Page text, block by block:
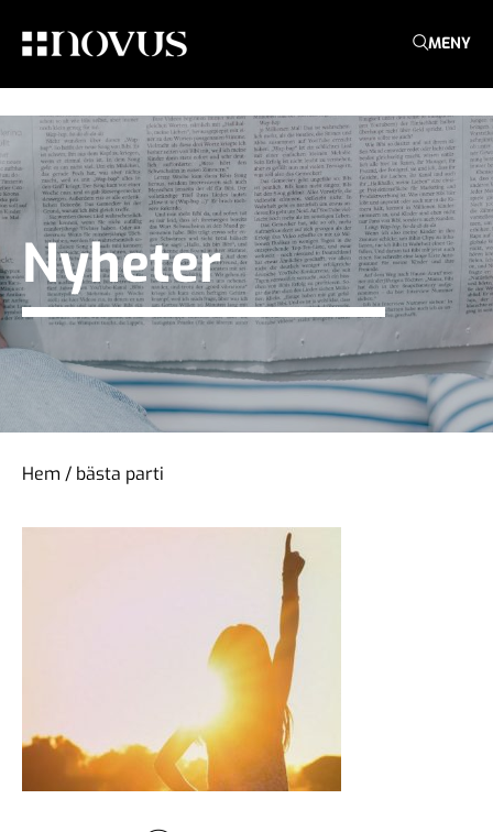
MENY
Nyheter
Hem / bästa parti